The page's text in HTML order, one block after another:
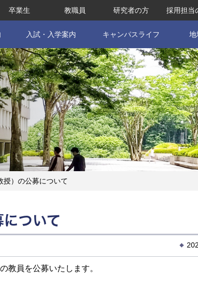
卒業生 教職員 研究者の方 採用担当
入試・入学案内 キャンパスライフ 地
授）の公募について
ついて
教員を公募いたします。